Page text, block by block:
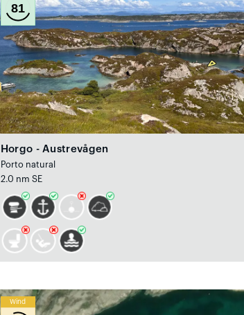
81
Horgo - Austrevågen
Porto natural
2.0 nm SE
Wind